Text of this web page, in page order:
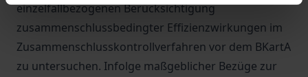
einzelfallbezogenen Berücksichtigung
zusammenschlussbedingter Effizienzwirkungen im
Zusammenschlusskontrollverfahren vor dem BKartA
zu untersuchen. Infolge maßgeblicher Bezüge zur